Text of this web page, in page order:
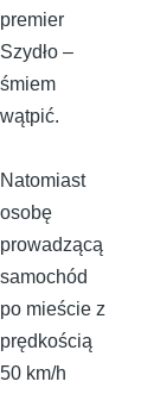
premier
Szydło –
śmiem
wątpić.
Natomiast
osobę
prowadzącą
samochód
po mieście z
prędkością
50 km/h